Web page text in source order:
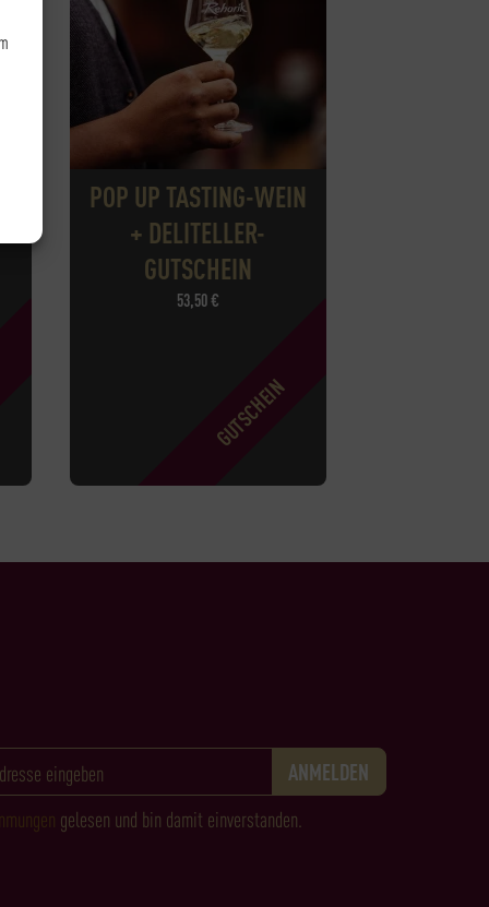
POP UP TASTING-WEIN
+ DELITELLER-
GUTSCHEIN
53,50€
gelesen und bin damit einverstanden.